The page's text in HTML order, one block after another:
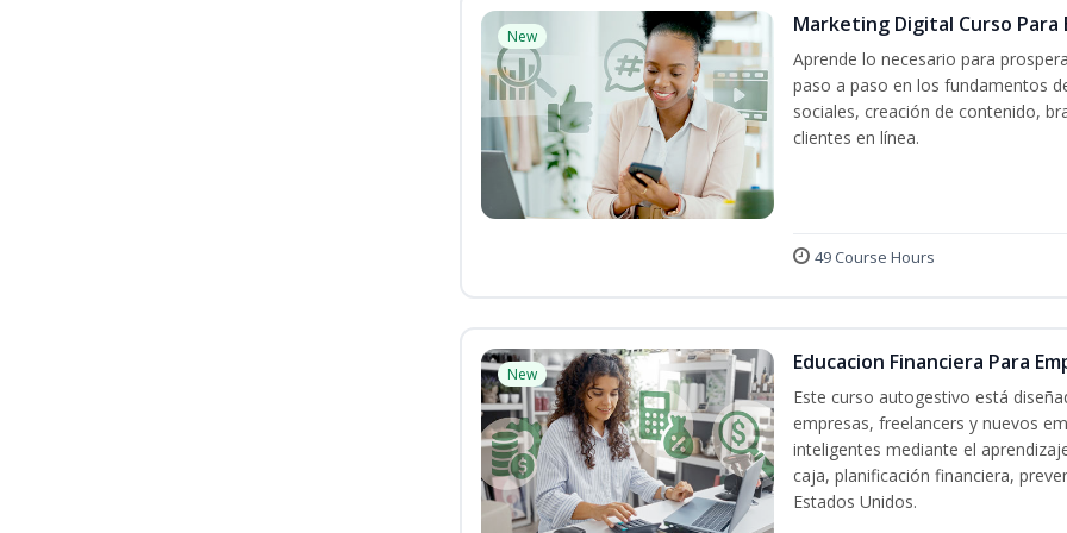
New Marketing Digital Curso Para
Aprende lo necesario para
paso a paso en los fundamentos
sociales, creación de contenido,
clientes en línea.
49 Course Hours
New Educacion Financiera Para
Este curso autogestivo está
empresas, freelancers y nuevos
inteligentes mediante el
caja, planificación financiera,
Estados Unidos.